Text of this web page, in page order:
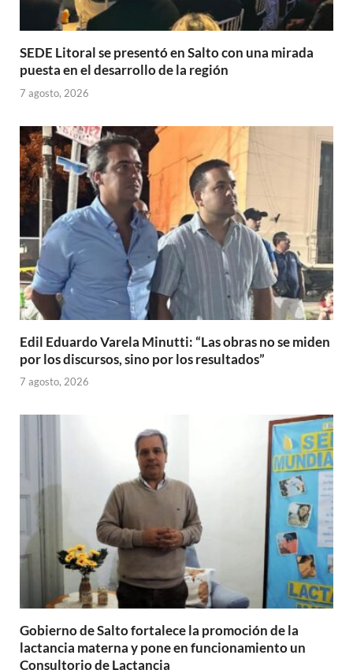
SEDE Litoral se presentó en Salto con una mirada
puesta en el desarrollo de la región
7 agosto, 2026
Edil Eduardo Varela Minutti: “Las obras no se miden
por los discursos, sino por los resultados”
7 agosto, 2026
Gobierno de Salto fortalece la promoción de la
lactancia materna y pone en funcionamiento un
Consultorio de Lactancia